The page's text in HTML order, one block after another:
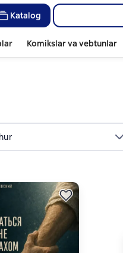
Katalog
Komikslar va vebtunlar